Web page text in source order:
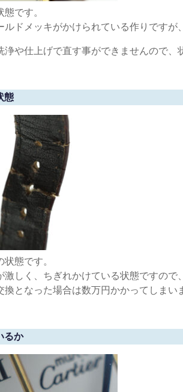
です。
ルドメッキがかけられている作りです
浄や仕上げで直す事ができませんので
態
態です。
激しく、ちぎれかけている状態ですので
換となった場合は数万円かかってしま
るか